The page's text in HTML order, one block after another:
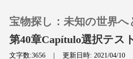
宝物探し：未知の世界へ
第40章Capítulo選択テス
文字数:3656 |更新日時: 2021/04/10